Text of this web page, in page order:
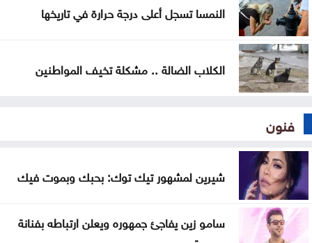
النمسا تسجل أعلى درجة حرارة في تاريخها
الكلاب الضالة .. مشكلة تخيف المواطنين
فنون
شيرين لمشهور تيك توك: بحبك وبموت فيك
سامو زين يفاجئ جمهوره ويعلن ارتباطه بفنانة